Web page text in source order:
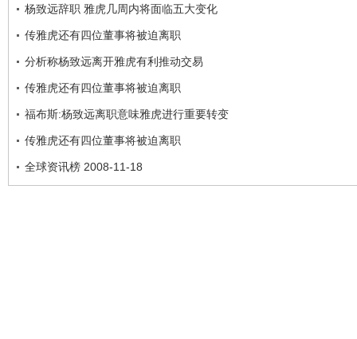
杨致远辞职 雅虎几周内将面临五大变化
传雅虎还有四位董事将被迫离职
分析称杨致远离开雅虎有利推动交易
传雅虎还有四位董事将被迫离职
福布斯:杨致远离职意味雅虎进行重要转变
传雅虎还有四位董事将被迫离职
全球资讯榜 2008-11-18